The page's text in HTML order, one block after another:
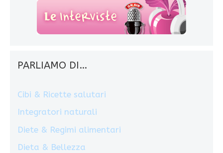
PARLIAMO DI…
Cibi & Ricette salutari
Integratori naturali
Diete & Regimi alimentari
Dieta & Bellezza